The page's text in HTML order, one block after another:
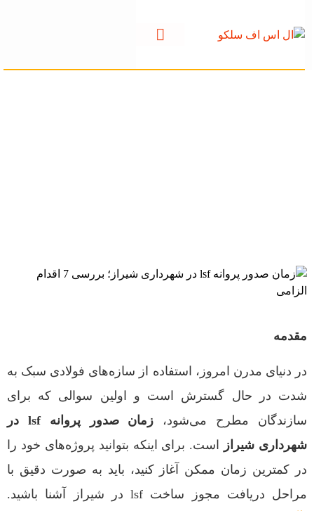
در شهرداری شیراز؛
مقدمه
در دنیای مدرن امروز، استفاده از سازه‌های فولادی سبک به
شدت در حال گسترش است و اولین سوالی که برای
سازندگان مطرح می‌شود،
زمان صدور پروانه lsf در
شهرداری شیراز
است. برای اینکه بتوانید پروژه‌های خود را
در کمترین زمان ممکن آغاز کنید، باید به صورت دقیق با
مراحل دریافت مجوز ساخت lsf در شیراز آشنا باشید.